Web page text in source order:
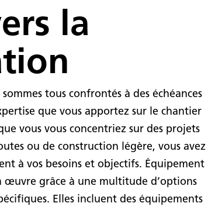
la
tous confrontés à des échéances
que vous apportez sur le chantier
vous vous concentriez sur des projets
ou de construction légère, vous avez
à vos besoins et objectifs. Équipement
œuvre grâce à une multitude d’options
Elles incluent des équipements